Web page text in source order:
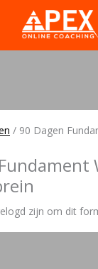
/ 90 Dagen
zijn om dit